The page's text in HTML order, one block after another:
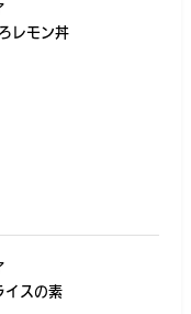
レモン丼
スの素